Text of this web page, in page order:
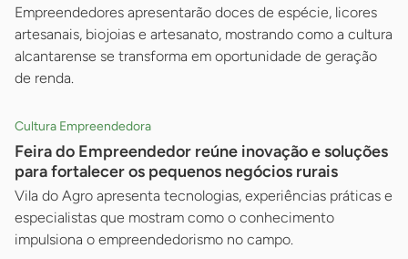
Empreendedores apresentarão doces de espécie, licores
artesanais, biojoias e artesanato, mostrando como a cultura
alcantarense se transforma em oportunidade de geração
de renda.
Cultura Empreendedora
Feira do Empreendedor reúne inovação e soluções
para fortalecer os pequenos negócios rurais
Vila do Agro apresenta tecnologias, experiências práticas e
especialistas que mostram como o conhecimento
impulsiona o empreendedorismo no campo.